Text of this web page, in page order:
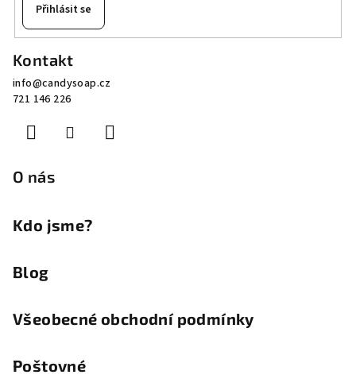
Přihlásit se
Kontakt
info@candysoap.cz
721 146 226
O nás
Kdo jsme?
Blog
Všeobecné obchodní podmínky
Poštovné